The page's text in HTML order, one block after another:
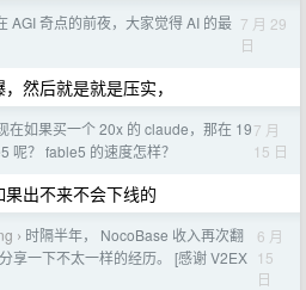
AGI 奇点的前夜，大家觉得 AI 的最 7 月 29
日
然后就是就是压实，
在如果买一个 20x 的 claude，那在 19
呢？ fable5 的速度怎样？
7 月
15 日
出不来不会下线的
› 时隔半年， NocoBase 收入再次翻
享一下不太一样的经历。 [感谢 V2EX
6 月
15
日